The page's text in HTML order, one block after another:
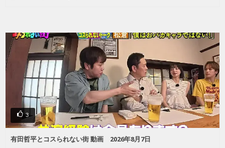
3
有田哲平とコスられない街 動画 2026年8月7日